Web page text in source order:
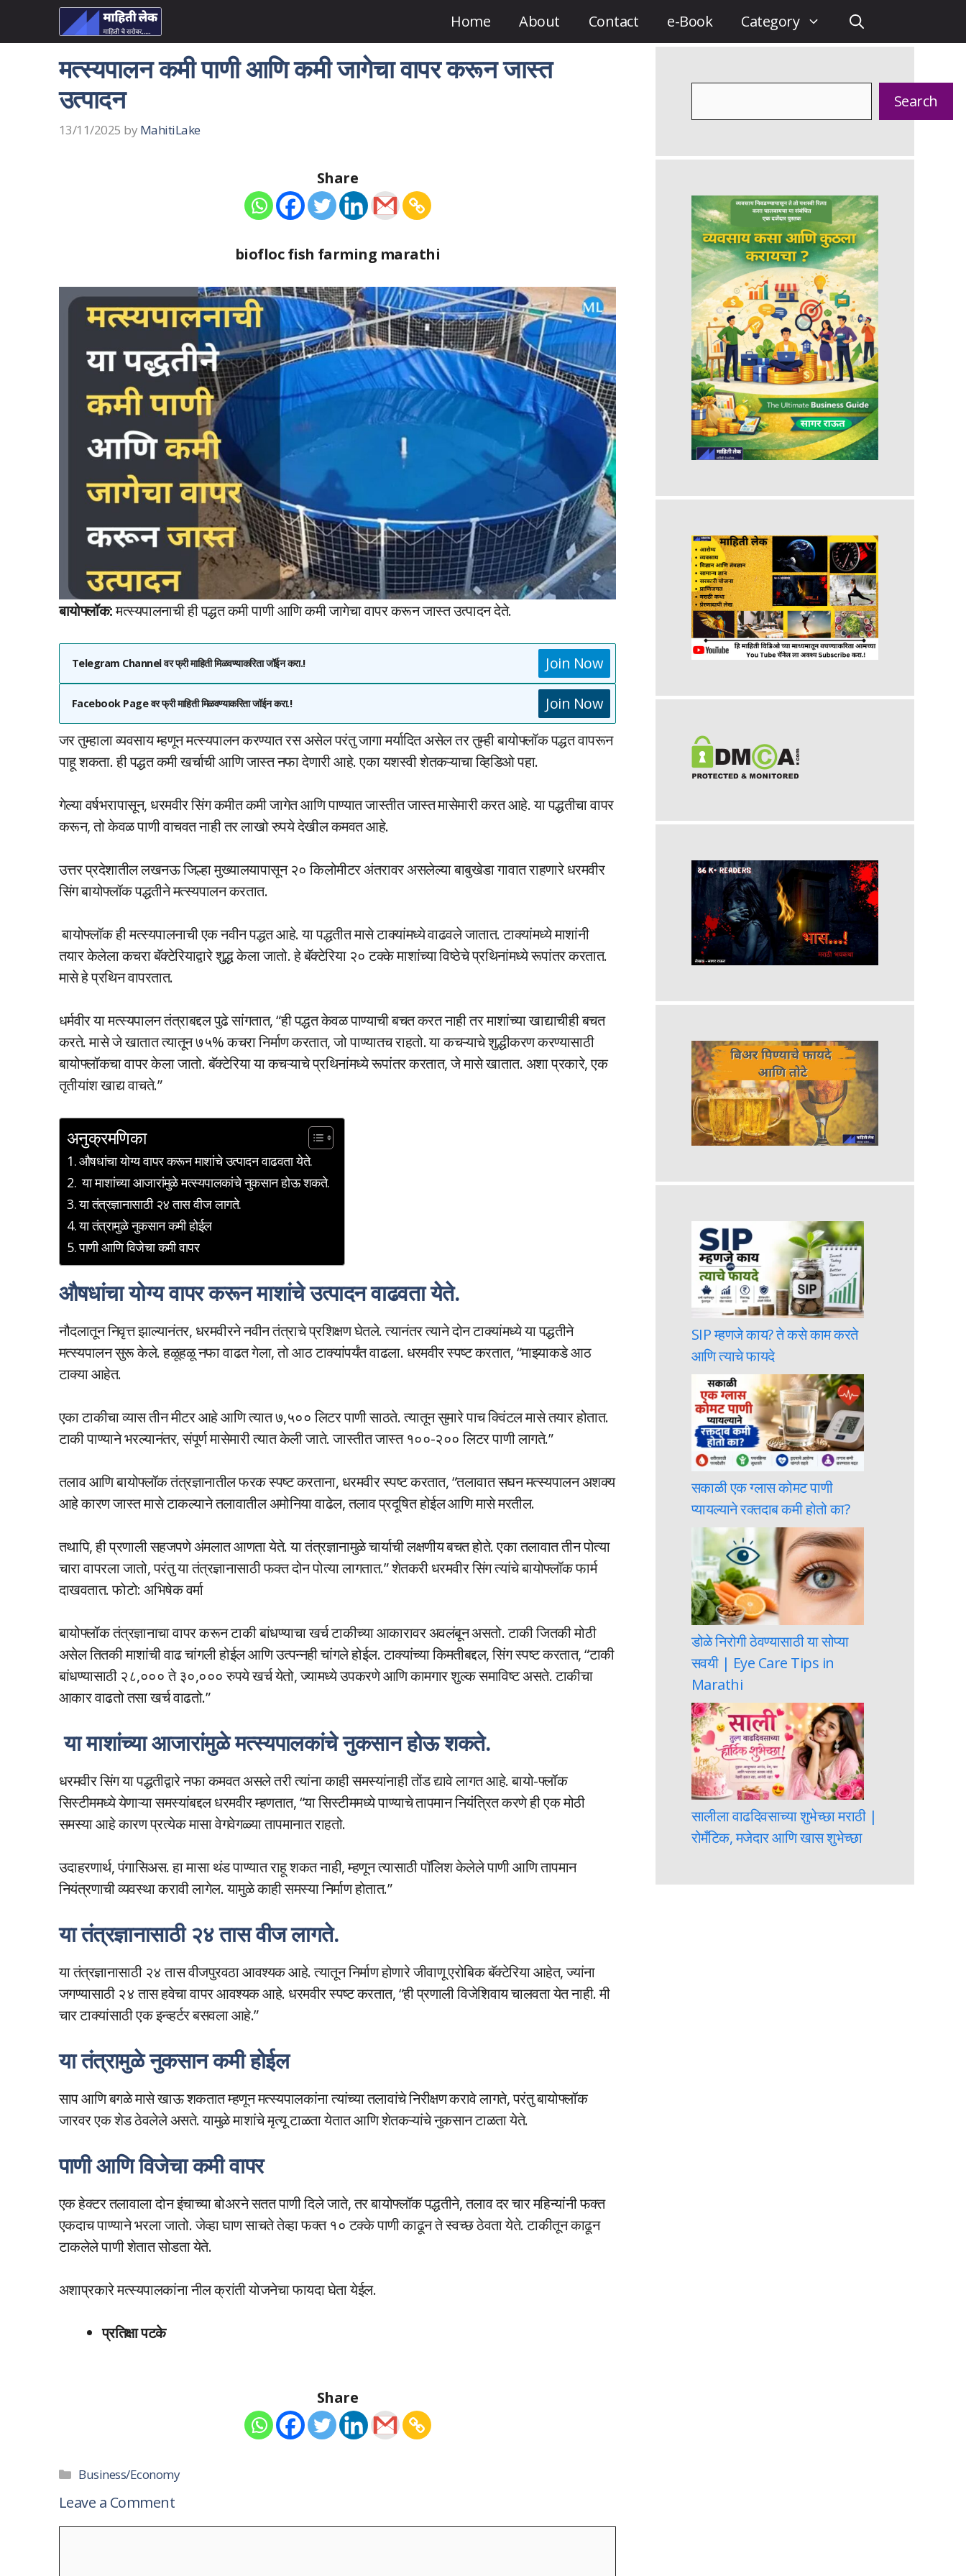
Home About Contact e-Book Category
मत्स्यपालन कमी पाणी आणि कमी जागेचा वापर करून जास्त
उत्पादन
13/11/2025 by MahitiLake
Share
biofloc fish farming marathi
बायोफ्लॉक:मत्स्यपालनाची ही पद्धत कमी पाणी आणि कमी जागेचा वापर करून जास्त उत्पादन देते.
Telegram Channel वर फ्री माहिती मिळवण्याकरिता जॉईन करा.! Join Now
Facebook Page वर फ्री माहिती मिळवण्याकरिता जॉईन करा.!
Join Now
जर तुम्हाला व्यवसाय म्हणून मत्स्यपालन करण्यात रस असेल परंतु जागा मर्यादित असेल तर तुम्ही बायोफ्लॉक पद्धत वापरून
पाहू शकता. ही पद्धत कमी खर्चाची आणि जास्त नफा देणारी आहे. एका यशस्वी शेतकऱ्याचा व्हिडिओ पहा.
गेल्या वर्षभरापासून, धरमवीर सिंग कमीत कमी जागेत आणि पाण्यात जास्तीत जास्त मासेमारी करत आहे. या पद्धतीचा वापर
करून, तो केवळ पाणी वाचवत नाही तर लाखो रुपये देखील कमवत आहे.
उत्तर प्रदेशातील लखनऊ जिल्हा मुख्यालयापासून २० किलोमीटर अंतरावर असलेल्या बाबुखेडा गावात राहणारे धरमवीर
सिंग बायोफ्लॉक पद्धतीने मत्स्यपालन करतात.
बायोफ्लॉक ही मत्स्यपालनाची एक नवीन पद्धत आहे. या पद्धतीत मासे टाक्यांमध्ये वाढवले जातात. टाक्यांमध्ये माशांनी
तयार केलेला कचरा बॅक्टेरियाद्वारे शुद्ध केला जातो. हे बॅक्टेरिया २० टक्के माशांच्या विष्ठेचे प्रथिनांमध्ये रूपांतर करतात.
मासे हे प्रथिन वापरतात.
धर्मवीर या मत्स्यपालन तंत्राबद्दल पुढे सांगतात, “ही पद्धत केवळ पाण्याची बचत करत नाही तर माशांच्या खाद्याचीही बचत
करते. मासे जे खातात त्यातून ७५% कचरा निर्माण करतात, जो पाण्यातच राहतो. या कचऱ्याचे शुद्धीकरण करण्यासाठी
बायोफ्लॉकचा वापर केला जातो. बॅक्टेरिया या कचऱ्याचे प्रथिनांमध्ये रूपांतर करतात, जे मासे खातात. अशा प्रकारे, एक
तृतीयांश खाद्य वाचते.”
अनुक्रमणिका
औषधांचा योग्य वापर करून माशांचे उत्पादन वाढवता येते.
या माशांच्या आजारांमुळे मत्स्यपालकांचे नुकसान होऊ शकते.
या तंत्रज्ञानासाठी २४ तास वीज लागते.
या तंत्रामुळे नुकसान कमी होईल
पाणी आणि विजेचा कमी वापर
औषधांचा योग्य वापर करून माशांचे उत्पादन वाढवता येते.
नौदलातून निवृत्त झाल्यानंतर, धरमवीरने नवीन तंत्राचे प्रशिक्षण घेतले. त्यानंतर त्याने दोन टाक्यांमध्ये या पद्धतीने
मत्स्यपालन सुरू केले. हळूहळू नफा वाढत गेला, तो आठ टाक्यांपर्यंत वाढला. धरमवीर स्पष्ट करतात, “माझ्याकडे आठ
टाक्या आहेत.
एका टाकीचा व्यास तीन मीटर आहे आणि त्यात ७,५०० लिटर पाणी साठते. त्यातून सुमारे पाच क्विंटल मासे तयार होतात.
टाकी पाण्याने भरल्यानंतर, संपूर्ण मासेमारी त्यात केली जाते. जास्तीत जास्त १००-२०० लिटर पाणी लागते.”
तलाव आणि बायोफ्लॉक तंत्रज्ञानातील फरक स्पष्ट करताना, धरमवीर स्पष्ट करतात, “तलावात सघन मत्स्यपालन अशक्य
आहे कारण जास्त मासे टाकल्याने तलावातील अमोनिया वाढेल, तलाव प्रदूषित होईल आणि मासे मरतील.
तथापि, ही प्रणाली सहजपणे अंमलात आणता येते. या तंत्रज्ञानामुळे चार्याची लक्षणीय बचत होते. एका तलावात तीन पोत्या
चारा वापरला जातो, परंतु या तंत्रज्ञानासाठी फक्त दोन पोत्या लागतात.” शेतकरी धरमवीर सिंग त्यांचे बायोफ्लॉक फार्म
दाखवतात. फोटो: अभिषेक वर्मा
बायोफ्लॉक तंत्रज्ञानाचा वापर करून टाकी बांधण्याचा खर्च टाकीच्या आकारावर अवलंबून असतो. टाकी जितकी मोठी
असेल तितकी माशांची वाढ चांगली होईल आणि उत्पन्नही चांगले होईल. टाक्यांच्या किमतीबद्दल, सिंग स्पष्ट करतात, “टाकी
बांधण्यासाठी २८,००० ते ३०,००० रुपये खर्च येतो, ज्यामध्ये उपकरणे आणि कामगार शुल्क समाविष्ट असते. टाकीचा
आकार वाढतो तसा खर्च वाढतो.”
या माशांच्या आजारांमुळे मत्स्यपालकांचे नुकसान होऊ शकते.
धरमवीर सिंग या पद्धतीद्वारे नफा कमवत असले तरी त्यांना काही समस्यांनाही तोंड द्यावे लागत आहे. बायो-फ्लॉक
सिस्टीममध्ये येणाऱ्या समस्यांबद्दल धरमवीर म्हणतात, “या सिस्टीममध्ये पाण्याचे तापमान नियंत्रित करणे ही एक मोठी
समस्या आहे कारण प्रत्येक मासा वेगवेगळ्या तापमानात राहतो.
उदाहरणार्थ, पंगासिअस. हा मासा थंड पाण्यात राहू शकत नाही, म्हणून त्यासाठी पॉलिश केलेले पाणी आणि तापमान
नियंत्रणाची व्यवस्था करावी लागेल. यामुळे काही समस्या निर्माण होतात.”
या तंत्रज्ञानासाठी २४ तास वीज लागते.
या तंत्रज्ञानासाठी २४ तास वीजपुरवठा आवश्यक आहे. त्यातून निर्माण होणारे जीवाणू एरोबिक बॅक्टेरिया आहेत, ज्यांना
जगण्यासाठी २४ तास हवेचा वापर आवश्यक आहे. धरमवीर स्पष्ट करतात, “ही प्रणाली विजेशिवाय चालवता येत नाही. मी
चार टाक्यांसाठी एक इन्व्हर्टर बसवला आहे.”
या तंत्रामुळे नुकसान कमी होईल
साप आणि बगळे मासे खाऊ शकतात म्हणून मत्स्यपालकांना त्यांच्या तलावांचे निरीक्षण करावे लागते, परंतु बायोफ्लॉक
जारवर एक शेड ठेवलेले असते. यामुळे माशांचे मृत्यू टाळता येतात आणि शेतकऱ्यांचे नुकसान टाळता येते.
पाणी आणि विजेचा कमी वापर
एक हेक्टर तलावाला दोन इंचाच्या बोअरने सतत पाणी दिले जाते, तर बायोफ्लॉक पद्धतीने, तलाव दर चार महिन्यांनी फक्त
एकदाच पाण्याने भरला जातो. जेव्हा घाण साचते तेव्हा फक्त १० टक्के पाणी काढून ते स्वच्छ ठेवता येते. टाकीतून काढून
टाकलेले पाणी शेतात सोडता येते.
अशाप्रकारे मत्स्यपालकांना नील क्रांती योजनेचा फायदा घेता येईल.
प्रतिक्षापटके
Share
Categories
Business/Economy
Leave a Comment
Search
SIP म्हणजे काय? ते कसे काम करते
आणि त्याचे फायदे
सकाळी एक ग्लास कोमट पाणी
प्यायल्याने रक्तदाब कमी होतो का?
डोळे निरोगी ठेवण्यासाठी या सोप्या
सवयी | Eye Care Tips in
Marathi
सालीला वाढदिवसाच्या शुभेच्छा मराठी |
रोमँटिक, मजेदार आणि खास शुभेच्छा